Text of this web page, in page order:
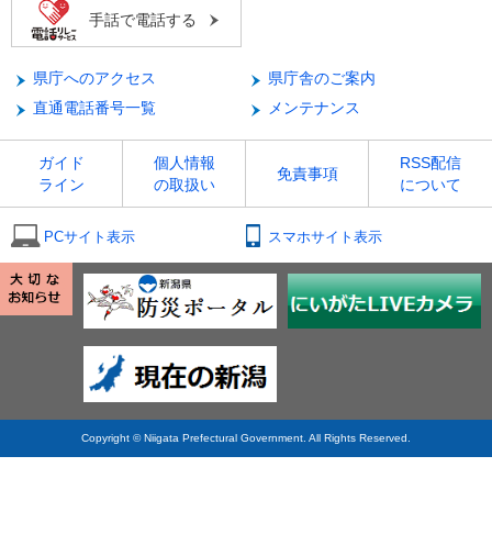
手話で電話する
県庁へのアクセス
県庁舎のご案内
直通電話番号一覧
メンテナンス
ガイド
ライン
個人情報
の取扱い
免責事項
RSS配信
について
PCサイト表示 スマホサイト表示
Copyright © Niigata Prefectural Government. All Rights Reserved.